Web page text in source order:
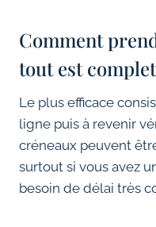
Comment
tout est
Le plus efficace
ligne puis à revenir
créneaux peuvent
surtout si vous avez
besoin de délai très